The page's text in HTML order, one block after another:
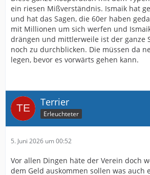
ein riesen Mißverständnis. Ismaik hat
und hat das Sagen, die 60er haben
mit Millionen um sich werfen und
drängen und mittlerweile ist der ganze
noch zu durchblicken. Die müssen da
legen, bevor es vorwärts gehen kann.
Terrier
Erleuchteter
5. Juni 2026 um 00:52
Vor allen Dingen häte der Verein doch
dem Geld auskommen sollen was auch